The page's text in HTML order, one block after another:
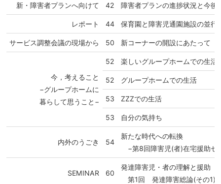
新・障害者プランへ向けて 42 障害者プランの進捗状況と今後
レポート 44 保育園と障害児通園施設の並行
サービス調整会議の現場から 50 新コーナーの開設にあたって
今，考えること
−グループホームに
暮らして思うこと−
52 楽しいグループホームでの生活
52 グループホームでの生活
53 ZZZでの生活
53 自分の気持ち
内外のうごき 54
新たな時代への転換
−第8回障害児(者)在宅援助セ
SEMINAR 60
発達障害児・者の理解と援助
第1回 発達障害総論(その1)